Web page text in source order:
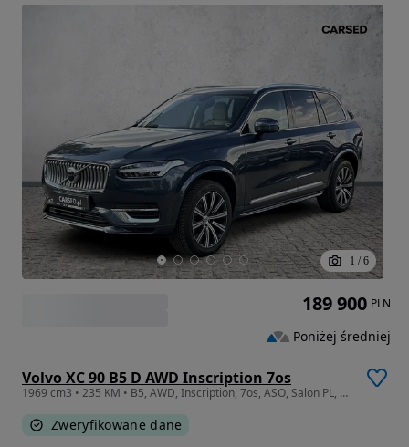
1 / 6
Volvo XC 90 B5 D AWD Inscription 7os
1969 cm3 • 235 KM • B5, AWD, Inscription, 7os, ASO, Salon PL, Bezwypadkowy
Zweryfikowane dane
189 900 PLN
Poniżej średniej